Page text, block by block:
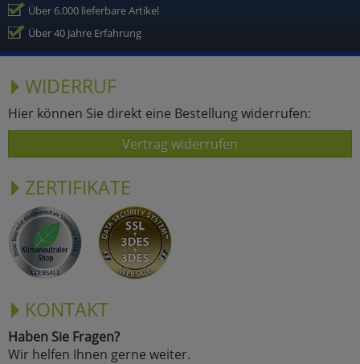
Über 6.000 lieferbare Artikel
Über 40 Jahre Erfahrung
WIDERRUF
Hier können Sie direkt eine Bestellung widerrufen:
Vertrag widerrufen
ZERTIFIKATE
KONTAKT
Haben Sie Fragen?
Wir helfen Ihnen gerne weiter.